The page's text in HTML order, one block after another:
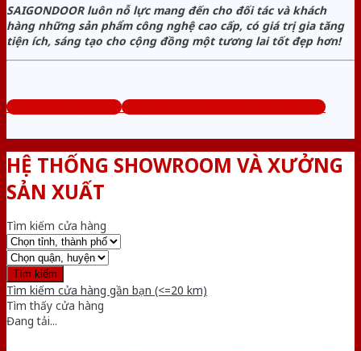
SAIGONDOOR luôn nỗ lực mang đến cho đối tác và khách
hàng những sản phẩm công nghệ cao cấp, có giá trị gia tăng
tiện ích, sáng tạo cho cộng đồng một tương lai tốt đẹp hơn!
www.cuanhuago.com Tổng đài tư vấn miễn phí: 0824.400.400
HỆ THỐNG SHOWROOM VÀ XƯỞNG
SẢN XUẤT
Tìm kiếm cửa hàng
Tìm kiếm cửa hàng gần bạn (<=20 km)
Tìm thấy cửa hàng
Đang tải...